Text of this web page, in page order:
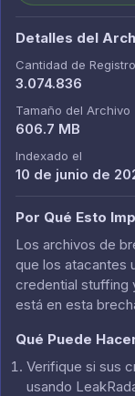
Detalles del
Cantidad de
3.074.836
Tamaño del Archivo
606.7 MB
Indexado el
10 de junio de
Por Qué Esto
Los archivos de
que los atacantes
credential stuffing
está en esta
Qué Puede
Verifique si sus
usando